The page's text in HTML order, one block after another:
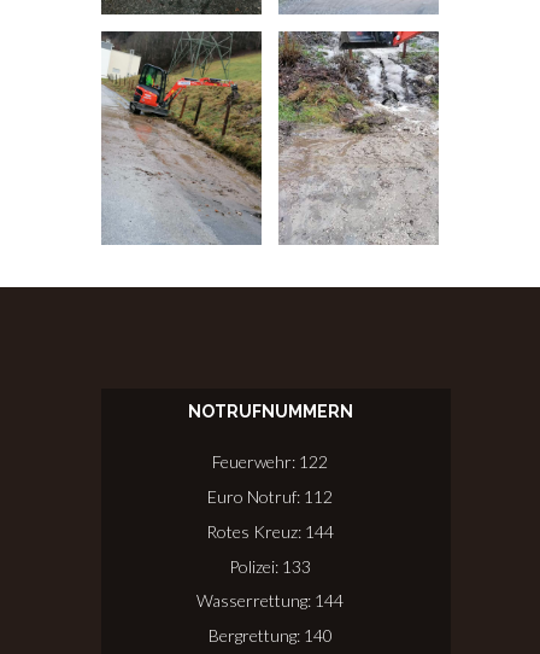
NOTRUFNUMMERN
Feuerwehr: 122
Euro Notruf: 112
Rotes Kreuz: 144
Polizei: 133
Wasserrettung: 144
Bergrettung: 140